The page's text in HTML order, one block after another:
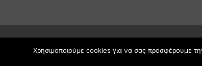
Χρησιμοποιούμε cookies για να σας προσφέρουμε